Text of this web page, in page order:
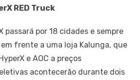
RED Truck
passará por 18 cidades e sempre
frente a uma loja Kalunga, que
e AOC a preços
acontecerão durante dois